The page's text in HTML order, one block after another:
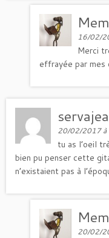
16/02/
Merci
effrayée par mes
20/02/2017 à
tu as l’oeil
bien pu penser cette
n’existaient pas à
20/02/